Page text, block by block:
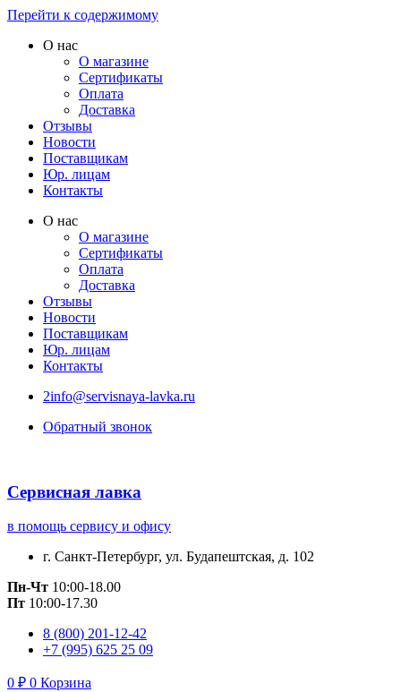
Перейти к содержимому
О нас
О магазине
Сертификаты
Оплата
Доставка
Отзывы
Новости
Поставщикам
Юр. лицам
Контакты
О нас
О магазине
Сертификаты
Оплата
Доставка
Отзывы
Новости
Поставщикам
Юр. лицам
Контакты
2info@servisnaya-lavka.ru
Обратный звонок
Сервисная лавка
в помощь сервису и офису
г. Санкт-Петербург, ул. Будапештская, д. 102
Пн-Чт 10:00-18.00
Пт 10:00-17.30
8 (800) 201-12-42
+7 (995) 625 25 09
0 ₽ 0 Корзина